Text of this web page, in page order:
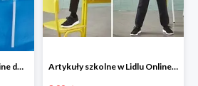
Sport i zabawa w Lidlu Online do -28% Artykuły szkolne w Lidlu Online od 8,99 zł